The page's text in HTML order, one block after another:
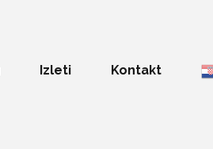
Izleti Kontakt